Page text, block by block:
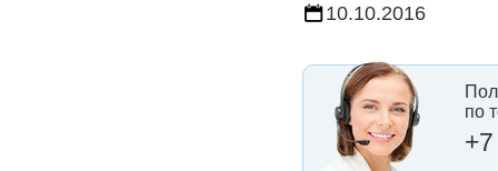
10.10.2016
по